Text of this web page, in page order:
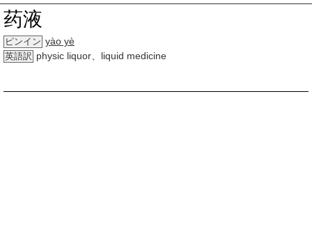
药液
ピンイン yào yè
英語訳 physic liquor、liquid medicine